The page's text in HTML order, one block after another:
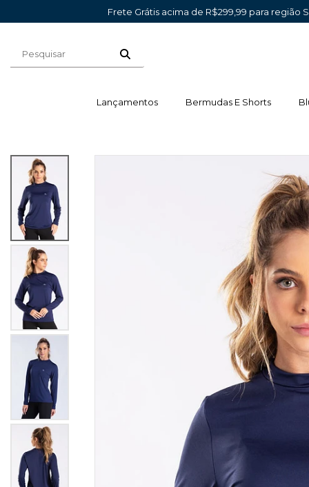
Frete Grátis acima de R$299,99 para região
Lançamentos Bermudas E Shorts